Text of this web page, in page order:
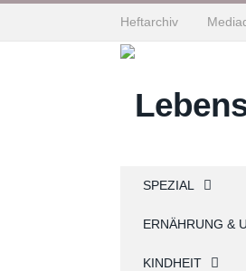
Heftarchiv
SPEZIAL
ERNÄHRUNG &
KINDHEIT